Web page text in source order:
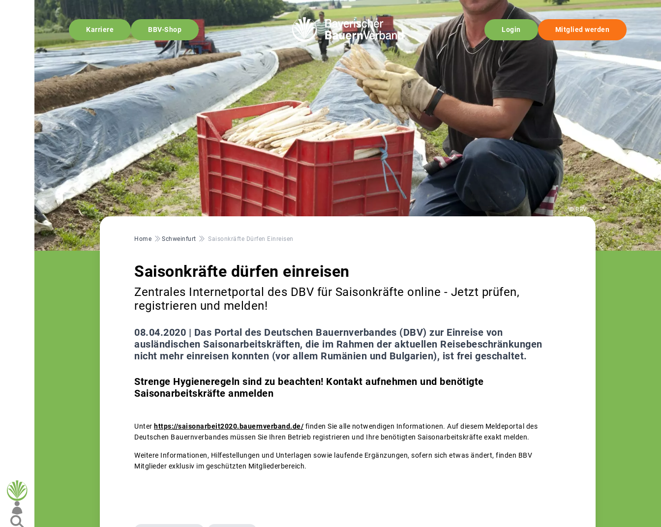
Karriere BBV-Shop Login Mitglied werden
© BBV
Pfadnavigation
Home Schweinfurt Saisonkräfte Dürfen Einreisen
Saisonkräfte dürfen einreisen
Zentrales Internetportal des DBV für Saisonkräfte online - Jetzt prüfen,
registrieren und melden!
08.04.2020 | Das Portal des Deutschen Bauernverbandes (DBV) zur Einreise von
ausländischen Saisonarbeitskräften, die im Rahmen der aktuellen Reisebeschränkungen
nicht mehr einreisen konnten (vor allem Rumänien und Bulgarien), ist frei geschaltet.
Strenge Hygieneregeln sind zu beachten! Kontakt aufnehmen und benötigte
Saisonarbeitskräfte anmelden
Unter https://saisonarbeit2020.bauernverband.de/ finden Sie alle notwendigen Informationen. Auf diesem Meldeportal des
Deutschen Bauernverbandes müssen Sie Ihren Betrieb registrieren und Ihre benötigten Saisonarbeitskräfte exakt melden.
Weitere Informationen, Hilfestellungen und Unterlagen sowie laufende Ergänzungen, sofern sich etwas ändert, finden BBV
Mitglieder exklusiv im geschützten Mitgliederbereich.